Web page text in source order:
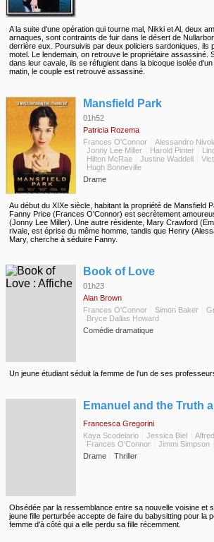
A la suite d'une opération qui tourne mal, Nikki et Al, deux
arnaques, sont contraints de fuir dans le désert de
derrière eux. Poursuivis par deux policiers sardoniques, ils
motel. Le lendemain, on retrouve le propriétaire assassiné.
dans leur cavale, ils se réfugient dans la bicoque isolée
matin, le couple est retrouvé assassiné.
Mansfield Park
01h52
Patricia Rozema
Frances O'Connor
Alessandro
Jonny Lee Miller
Harold Pinter
Hilton McRae
Justine Waddell
Hugh Bonneville
Drame
Au début du XIXe siècle, habitant la propriété de Mansfield
Fanny Price (Frances O'Connor) est secrètement
(Jonny Lee Miller). Une autre résidente, Mary Crawford
rivale, est éprise du même homme, tandis que Henry
Mary, cherche à séduire Fanny.
Book of Love
01h23
Alan Brown
Frances O'Connor
Simon Baker
Bryce Dallas Howard
Comédie dramatique
Un jeune étudiant séduit la femme de l'un de ses
Emanuel and the Truth
Francesca Gregorini
Kaya Scodelario
Jessica Biel
Frances O'Connor
Jimmi Simpson
Drame
Thriller
Obsédée par la ressemblance entre sa nouvelle voisine et
jeune fille perturbée accepte de faire du babysitting pour la
femme d'à côté qui a elle perdu sa fille récemment.